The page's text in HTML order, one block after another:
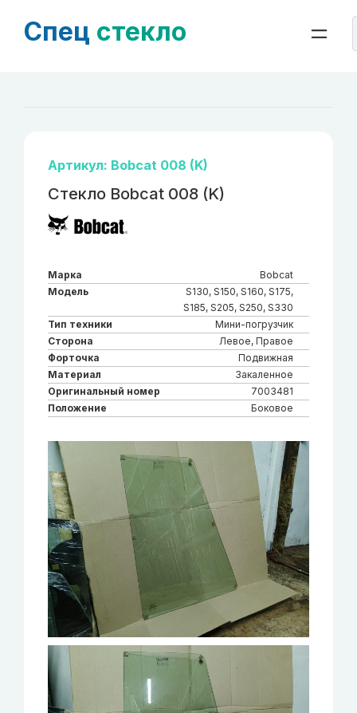
Спец стекло
Артикул: Bobcat 008 (K)
Стекло Bobcat 008 (K)
Марка
Bobcat
Модель
S130, S150, S160, S175,
S185, S205, S250, S330
Тип техники
Мини-погрузчик
Сторона
Левое, Правое
Форточка
Подвижная
Материал
Закаленное
Оригинальный номер
7003481
Положение
Боковое